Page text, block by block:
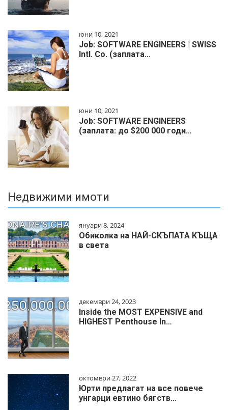
юни 10, 2021
Job: SOFTWARE ENGINEERS | SWISS
Intl. Co. (заплата…
юни 10, 2021
Job: SOFTWARE ENGINEERS
(заплата: до $200 000 годи…
Недвижими имоти
януари 8, 2024
Обиколка на НАЙ-СКЪПАТА КЪЩА
в света
декември 24, 2023
Inside the MOST EXPENSIVE and
HIGHEST Penthouse In…
октомври 27, 2022
Юрти предлагат на все повече
унгарци евтино бягств…